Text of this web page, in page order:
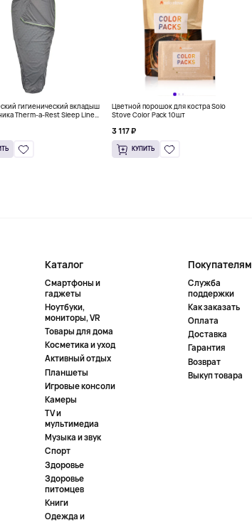
гигиенический вкладыш
Therm-a-Rest Sleep Liner,
Цветной порошок для костра Solo
Stove Color Pack 10шт
3 117 ₽
КУПИТЬ
Каталог
Смартфоны и
гаджеты
Ноутбуки,
мониторы, VR
Товары для дома
Косметика и уход
Активный отдых
Планшеты
Игровые консоли
Камеры
TV и
мультимедиа
Музыка и звук
Спорт
Здоровье
Здоровье
питомцев
Книги
Одежда и
Покупателям
Служба
поддержки
Как заказать
Оплата
Доставка
Гарантия
Возврат
Выкуп товара